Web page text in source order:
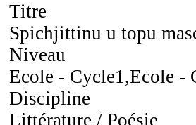
Titre
Spichjittinu u topu
Niveau
Ecole - Cycle1,Ecole -
Discipline
Littérature / Poésie